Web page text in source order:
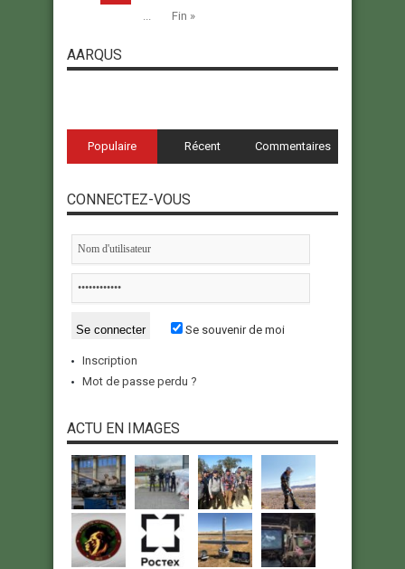
...
Fin »
AARQUS
Populaire Récent Commentaires
CONNECTEZ-VOUS
Se souvenir de moi
Inscription
Mot de passe perdu ?
ACTU EN IMAGES